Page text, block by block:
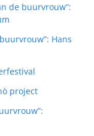
de buurvrouw”:
Hans
project